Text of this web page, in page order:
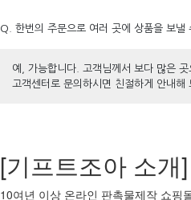
Q. 한번의 주문으로 여러 곳에 상품을 보낼
예, 가능합니다. 고객님께서 보다 많은
고객센터로 문의하시면 친절하게 안내해
[기프트조아 소개]
10여년 이상 온라인 판촉물제작 쇼핑